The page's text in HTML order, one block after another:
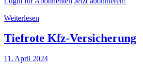
Weiterlesen
Tiefrote Kfz-Versicherung
11. April 2024